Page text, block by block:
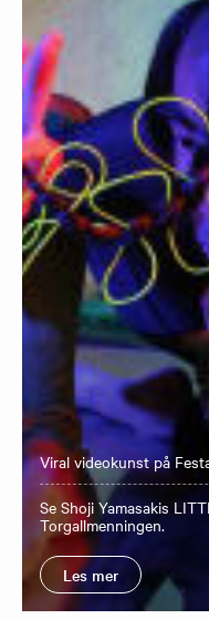
Viral videokunst på
Se Shoji Yamasakis
Torgallmenningen.
Les mer